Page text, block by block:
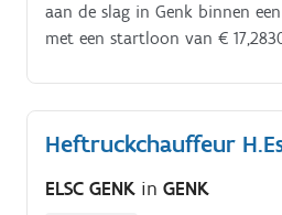
aan de slag in Genk binnen
met een startloon van €
en het stapelen van goederen
Heftruckchauffeur
ELSC GENK in GENK